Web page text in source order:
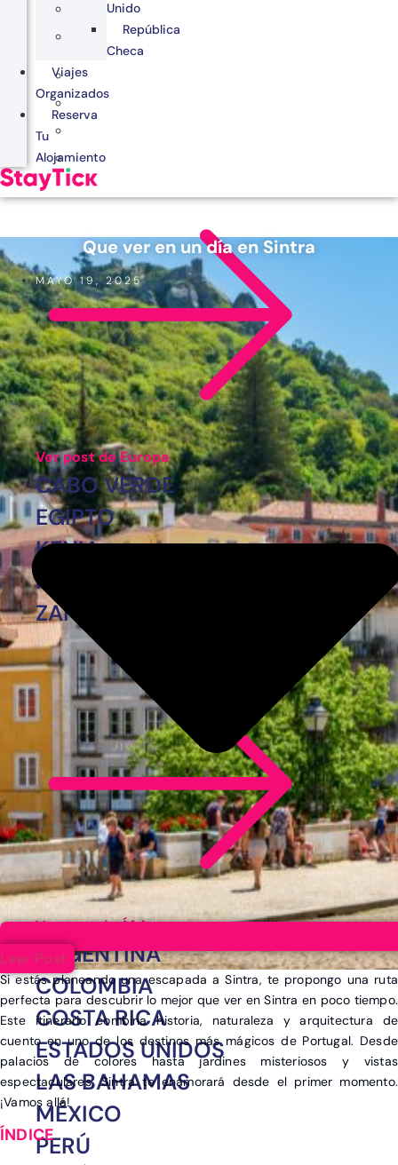
Ver post de Europa
CABO VERDE
EGIPTO
KENIA
MARRUECOS
ZANZÍBAR
Ver post de África
ARGENTINA
COLOMBIA
COSTA RICA
ESTADOS UNIDOS
LAS BAHAMAS
MÉXICO
PERÚ
Unido
República
Checa
Viajes
Organizados
Reserva
Tu
Alojamiento
Que ver en un día en Sintra
MAYO 19, 2025
Leer Post
Si estás planeando una escapada a Sintra, te propongo una ruta
perfecta para descubrir lo mejor que ver en Sintra en poco tiempo.
Este itinerario combina historia, naturaleza y arquitectura de
cuento en uno de los destinos más mágicos de Portugal. Desde
palacios de colores hasta jardines misteriosos y vistas
espectaculares, Sintra te enamorará desde el primer momento.
¡Vamos allá!